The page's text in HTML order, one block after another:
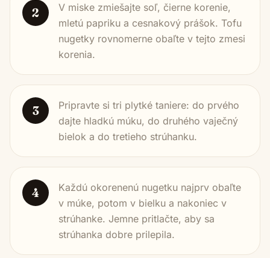
2
V miske zmiešajte soľ, čierne korenie,
mletú papriku a cesnakový prášok. Tofu
nugetky rovnomerne obaľte v tejto zmesi
korenia.
3
Pripravte si tri plytké taniere: do prvého
dajte hladkú múku, do druhého vaječný
bielok a do tretieho strúhanku.
4
Každú okorenenú nugetku najprv obaľte
v múke, potom v bielku a nakoniec v
strúhanke. Jemne pritlačte, aby sa
strúhanka dobre prilepila.